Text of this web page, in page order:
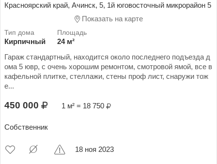
Красноярский край, Ачинск, 5, 1й юговосточный микрорайон 5
Показать на карте
Кирпичный
24 м²
Гараж стандартный, находится около последнего подъезда д
ома 5 ювр, с очень хорошим ремонтом, смотровой ямой, все в
кафельной плитке, стеллажи, стены проф лист, снаружи тож
е...
450 000 1 м² = 18 750
Собственник
18 ноя 2023